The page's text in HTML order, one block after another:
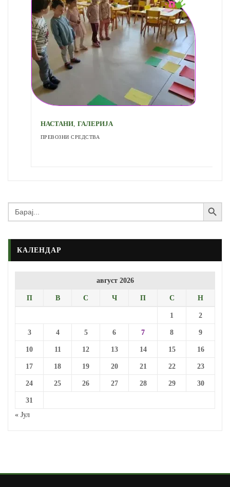
НАСТАНИ,ГАЛЕРИЈА
ПРЕВОЗНИ СРЕДСТВА
Search
for:
Search Button
КАЛЕНДАР
август 2026
П В С Ч П С Н
1 2
3 4 5 6 7 8 9
10 11 12 13 14 15 16
17 18 19 20 21 22 23
24 25 26 27 28 29 30
31
« Јул